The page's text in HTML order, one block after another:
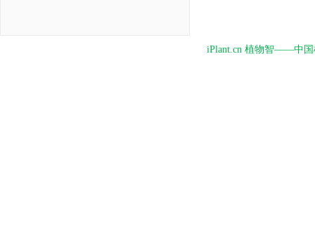
iPlant.cn 植物智——中国